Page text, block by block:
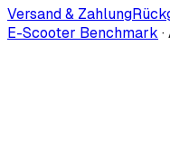
Versand & Zahlung
E-Scooter Benchmark ·